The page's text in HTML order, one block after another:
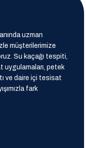
uzman
müşterilerimize
Su kaçağı tespiti,
petek
ve daire içi tesisat
fark